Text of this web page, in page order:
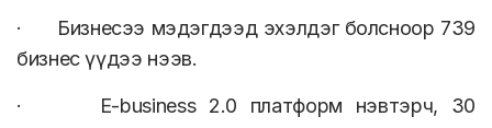
· Бизнесээ мэдэгдээд эхэлдэг болсноор 739
бизнес үүдээ нээв.
· E-business 2.0 платформ нэвтэрч, 30